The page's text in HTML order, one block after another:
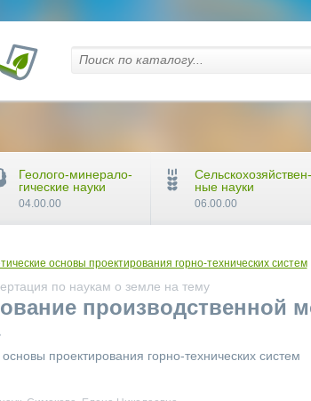
основы проектирования горно-технических систем
по наукам о земле на тему
производственной
проектирования горно-технических систем
Геолого-минерало-
гические науки
04.00.00
Сельскохозяйствен-
ные науки
06.00.00